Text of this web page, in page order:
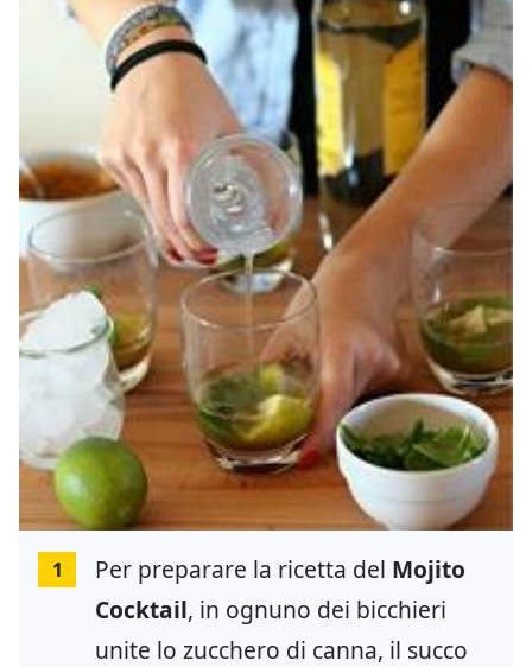
1 Per preparare la ricetta del Mojito
Cocktail, in ognuno dei bicchieri
unite lo zucchero di canna, il succo